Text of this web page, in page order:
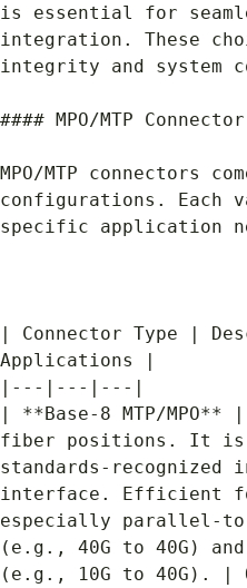
is essential for
integration. These
integrity and system
#### MPO/MTP
MPO/MTP connectors
configurations. Each
specific application
| Connector Type |
Applications |
|---|---|---|
| **Base-8 MTP/
fiber positions. It
standards-recognized
interface. Efficient
especially parallel-
(e.g., 40G to 40G) and
(e.g., 10G to 40G). |